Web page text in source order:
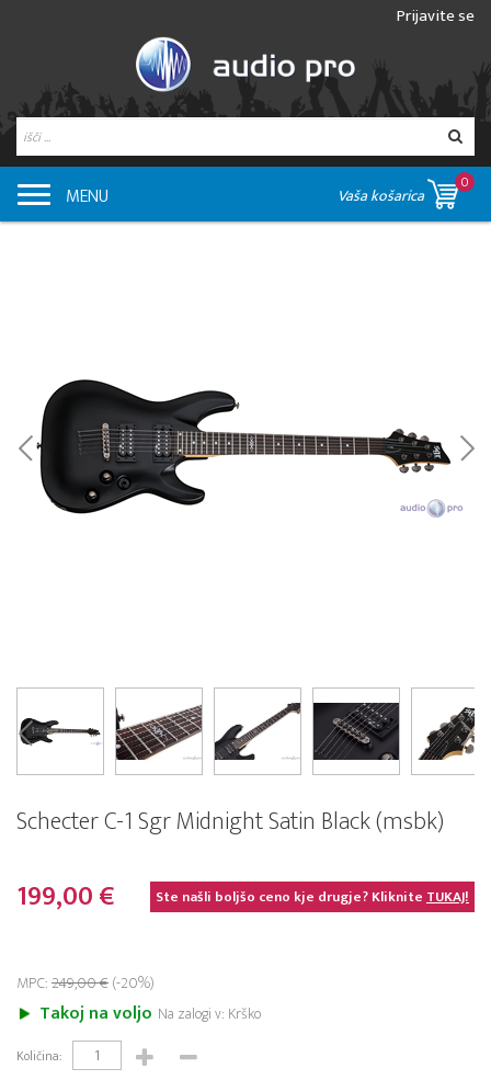
Prijavite se
MENU Vaša košarica
0
Schecter C-1 Sgr Midnight Satin Black (msbk)
199,00 € Ste našli boljšo ceno kje drugje? KlikniteTUKAJ!
MPC:249,00 €(-20%)
Takoj na voljo Na zalogi v: Krško
Količina: